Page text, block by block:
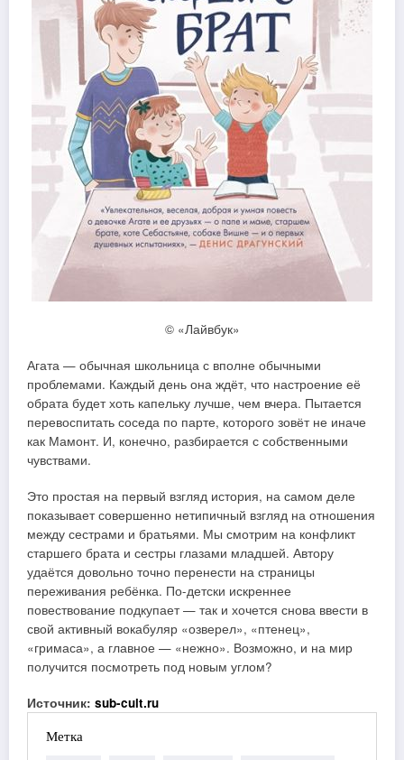
© «Лайвбук»
Агата — обычная школьница с вполне обычными
проблемами. Каждый день она ждёт, что настроение её
обрата будет хоть капельку лучше, чем вчера. Пытается
перевоспитать соседа по парте, которого зовёт не иначе
как Мамонт. И, конечно, разбирается с собственными
чувствами.
Это простая на первый взгляд история, на самом деле
показывает совершенно нетипичный взгляд на отношения
между сестрами и братьями. Мы смотрим на конфликт
старшего брата и сестры глазами младшей. Автору
удаётся довольно точно перенести на страницы
переживания ребёнка. По-детски искреннее
повествование подкупает — так и хочется снова ввести в
свой активный вокабуляр «озверел», «птенец»,
«гримаса», а главное — «нежно». Возможно, и на мир
получится посмотреть под новым углом?
Источник: sub-cult.ru
Метка